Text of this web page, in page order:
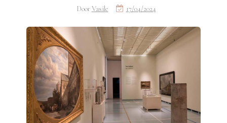
DoorVasile 17/04/2024